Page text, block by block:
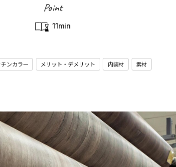
Point
11min
ンカラー メリット・デメリット 内装材 素材